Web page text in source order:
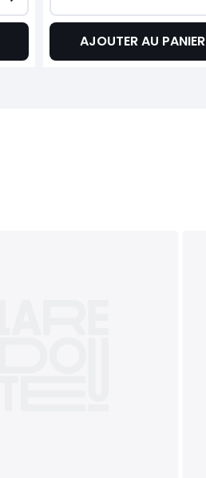
AJOUTER AU PANIER